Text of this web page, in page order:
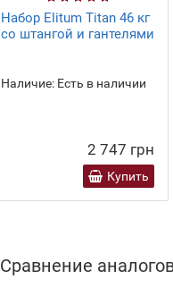
Набор Elitum Titan 46 кг
со штангой и гантелями
Наличие: Есть в наличии
2 747 грн
Купить
Сравнение